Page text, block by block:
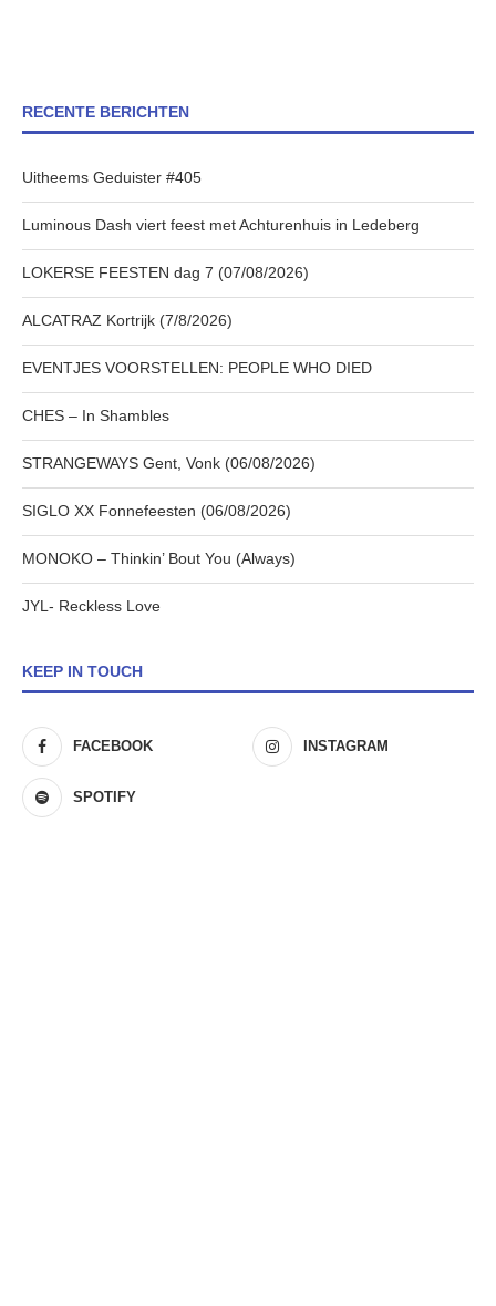
RECENTE BERICHTEN
Uitheems Geduister #405
Luminous Dash viert feest met Achturenhuis in Ledeberg
LOKERSE FEESTEN dag 7 (07/08/2026)
ALCATRAZ Kortrijk (7/8/2026)
EVENTJES VOORSTELLEN: PEOPLE WHO DIED
CHES – In Shambles
STRANGEWAYS Gent, Vonk (06/08/2026)
SIGLO XX Fonnefeesten (06/08/2026)
MONOKO – Thinkin’ Bout You (Always)
JYL- Reckless Love
KEEP IN TOUCH
FACEBOOK INSTAGRAM
SPOTIFY